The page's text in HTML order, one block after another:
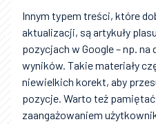
Innym typem treści, które
aktualizacji, są artykuły
pozycjach w Google – np.
wyników. Takie materiały
niewielkich korekt, aby
pozycje. Warto też
zaangażowaniem